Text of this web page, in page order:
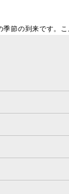
節の到来です。こ